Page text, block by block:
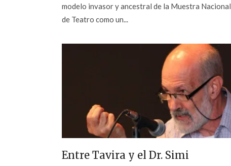
modelo invasor y ancestral de la Muestra Nacional
de Teatro como un...
Entre Tavira y el Dr. Simi